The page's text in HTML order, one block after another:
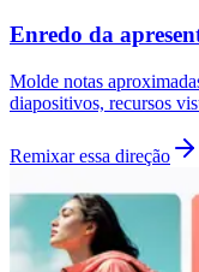
Enredo da
Molde notas
diapositivos, recursos
Remixar essa direção